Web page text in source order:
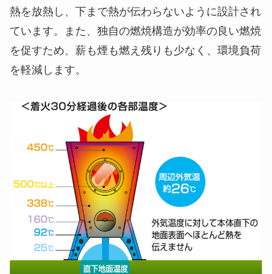
熱を放熱し、下まで熱が伝わらないように設計され
ています。また、独自の燃焼構造が効率の良い燃焼
を促すため、薪も煙も燃え残りも少なく、環境負荷
を軽減します。